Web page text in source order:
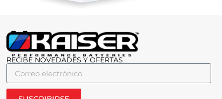
RECIBE NOVEDADES Y OFERTAS